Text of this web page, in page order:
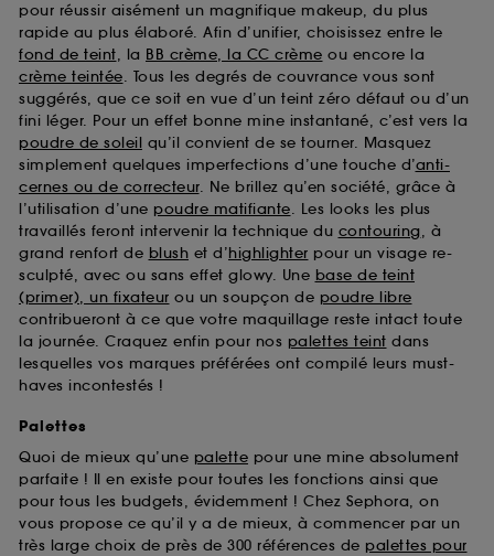
pour réussir aisément un magnifique makeup, du plus
rapide au plus élaboré. Afin d’unifier, choisissez entre le
fond de teint, la BB crème, la CC crème ou encore la
crème teintée. Tous les degrés de couvrance vous sont
suggérés, que ce soit en vue d’un teint zéro défaut ou d’un
fini léger. Pour un effet bonne mine instantané, c’est vers la
poudre de soleil qu’il convient de se tourner. Masquez
simplement quelques imperfections d’une touche d’anti-
cernes ou de correcteur. Ne brillez qu’en société, grâce à
l’utilisation d’une poudre matifiante. Les looks les plus
travaillés feront intervenir la technique du contouring, à
grand renfort de blush et d’highlighter pour un visage re-
sculpté, avec ou sans effet glowy. Une base de teint
(primer), un fixateur ou un soupçon de poudre libre
contribueront à ce que votre maquillage reste intact toute
la journée. Craquez enfin pour nos palettes teint dans
lesquelles vos marques préférées ont compilé leurs must-
haves incontestés !
Palettes
Quoi de mieux qu’une palette pour une mine absolument
parfaite ! Il en existe pour toutes les fonctions ainsi que
pour tous les budgets, évidemment ! Chez Sephora, on
vous propose ce qu’il y a de mieux, à commencer par un
très large choix de près de 300 références de palettes pour